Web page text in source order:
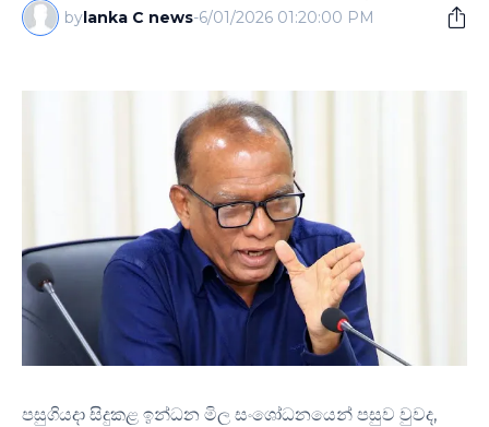
bylanka C news-6/01/2026 01:20:00 PM
පසුගියදා සිදුකළ ඉන්ධන මිල සංශෝධනයෙන් පසුව වුවද,